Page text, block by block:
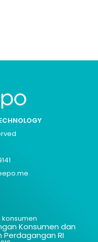
Konsumen dan
RI